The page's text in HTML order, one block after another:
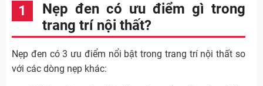
Nẹp đen có ưu điểm gì trong
trang trí nội thất?
Nẹp đen có 3 ưu điểm nổi bật trong trang trí nội thất so
với các dòng nẹp khác: